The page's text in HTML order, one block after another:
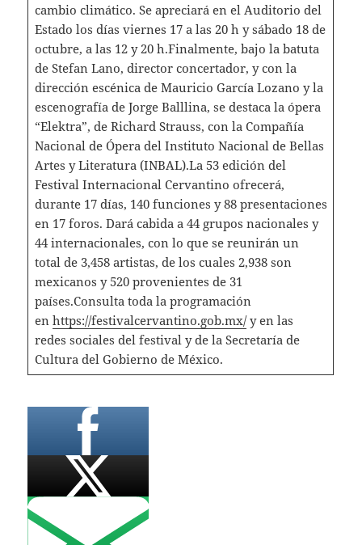
cambio climático. Se apreciará en el Auditorio del
Estado los días viernes 17 a las 20 h y sábado 18 de
octubre, a las 12 y 20 h.Finalmente, bajo la batuta
de Stefan Lano, director concertador, y con la
dirección escénica de Mauricio García Lozano y la
escenografía de Jorge Balllina, se destaca la ópera
“Elektra”, de Richard Strauss, con la Compañía
Nacional de Ópera del Instituto Nacional de Bellas
Artes y Literatura (INBAL).La 53 edición del
Festival Internacional Cervantino ofrecerá,
durante 17 días, 140 funciones y 88 presentaciones
en 17 foros. Dará cabida a 44 grupos nacionales y
44 internacionales, con lo que se reunirán un
total de 3,458 artistas, de los cuales 2,938 son
mexicanos y 520 provenientes de 31
países.Consulta toda la programación
en https://festivalcervantino.gob.mx/y en las
redes sociales del festival y de la Secretaría de
Cultura del Gobierno de México.